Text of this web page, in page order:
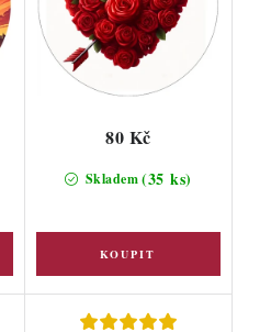
Skladem(35 ks)
80 Kč